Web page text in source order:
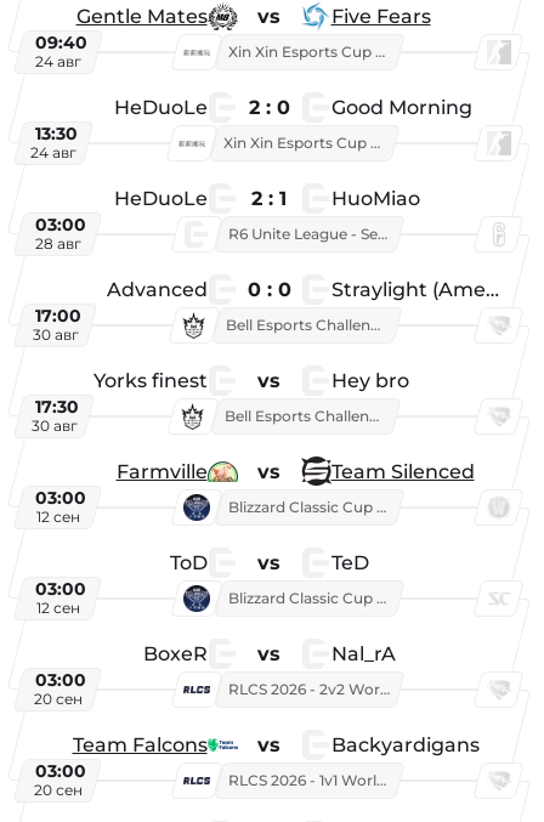
Gentle Mates vs Five Fears
09:40
24 авг
Xin Xin Esports Cup 2025
HeDuoLe 2 : 0 Good Morning
13:30
24 авг
Xin Xin Esports Cup 2026
HeDuoLe 2 : 1 HuoMiao
03:00
28 авг
R6 Unite League - Season 1
Advanced 0 : 0 Straylight (American team)
17:00
30 авг
Bell Esports Challenge 2026
Yorks finest vs Hey bro
17:30
30 авг
Bell Esports Challenge 2026
Farmville vs Team Silenced
03:00
12 сен
Blizzard Classic Cup 2026
ToD vs TeD
03:00
12 сен
Blizzard Classic Cup 2026
BoxeR vs Nal_rA
03:00
20 сен
RLCS 2026 - 2v2 World Championship
Team Falcons vs Backyardigans
03:00
20 сен
RLCS 2026 - 1v1 World Championship